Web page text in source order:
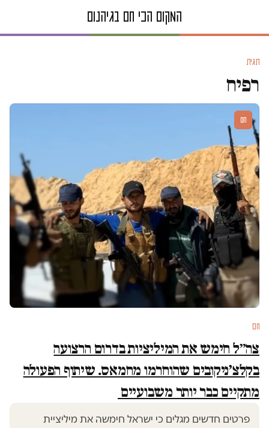
תגית
רפיח
חם
חם
צה״ל חימש את המיליציות בדרום הרצועה
בקלצ׳ניקובים שהוחרמו מחמאס. שיתוף הפעולה
מתקיים כבר יותר משבועיים
פרטים חדשים מגלים כי ישראל חימשה את מיליציית